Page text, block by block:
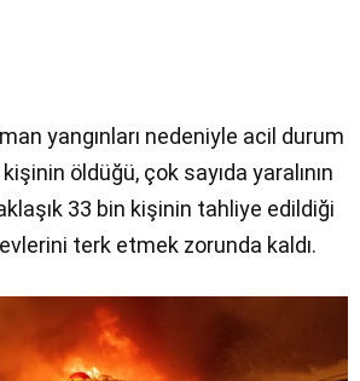
yangınları nedeniyle acil durum
öldüğü, çok sayıda yaralının
33 bin kişinin tahliye edildiği
terk etmek zorunda kaldı.